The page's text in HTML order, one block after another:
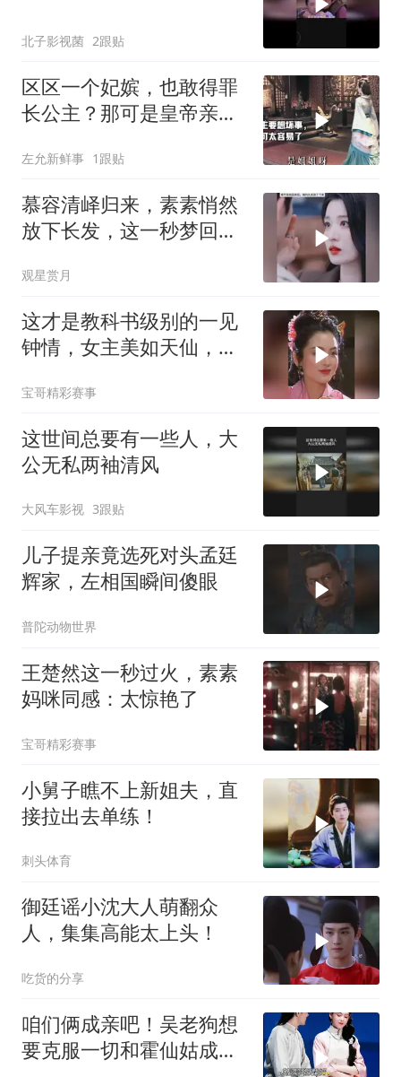
北子影视菌 2跟贴
区区一个妃嫔，也敢得罪
长公主？那可是皇帝亲
左允新鲜事 1跟贴
慕容清峄归来，素素悄然
放下长发，这一秒梦回从
观星赏月
这才是教科书级别的一见
钟情，女主美如天仙，男
宝哥精彩赛事
这世间总要有一些人，大
公无私两袖清风
大风车影视 3跟贴
儿子提亲竟选死对头孟廷
辉家，左相国瞬间傻眼
普陀动物世界
王楚然这一秒过火，素素
妈咪同感：太惊艳了
宝哥精彩赛事
小舅子瞧不上新姐夫，直
接拉出去单练！
刺头体育
御廷谣小沈大人萌翻众
人，集集高能太上头！
吃货的分享
咱们俩成亲吧！吴老狗想
要克服一切和霍仙姑成